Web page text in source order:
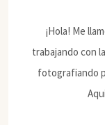
¡Hola! Me
trabajando con
fotografiando